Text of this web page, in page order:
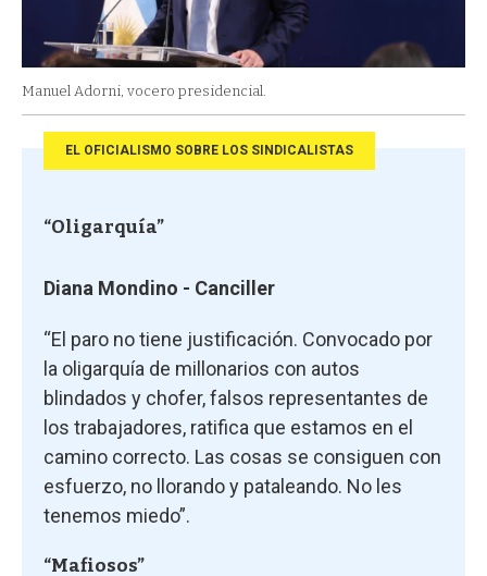
Manuel Adorni, vocero presidencial.
EL OFICIALISMO SOBRE LOS SINDICALISTAS
“Oligarquía”
Diana Mondino - Canciller
“El paro no tiene justificación. Convocado por
la oligarquía de millonarios con autos
blindados y chofer, falsos representantes de
los trabajadores, ratifica que estamos en el
camino correcto. Las cosas se consiguen con
esfuerzo, no llorando y pataleando. No les
tenemos miedo”.
“Mafiosos”